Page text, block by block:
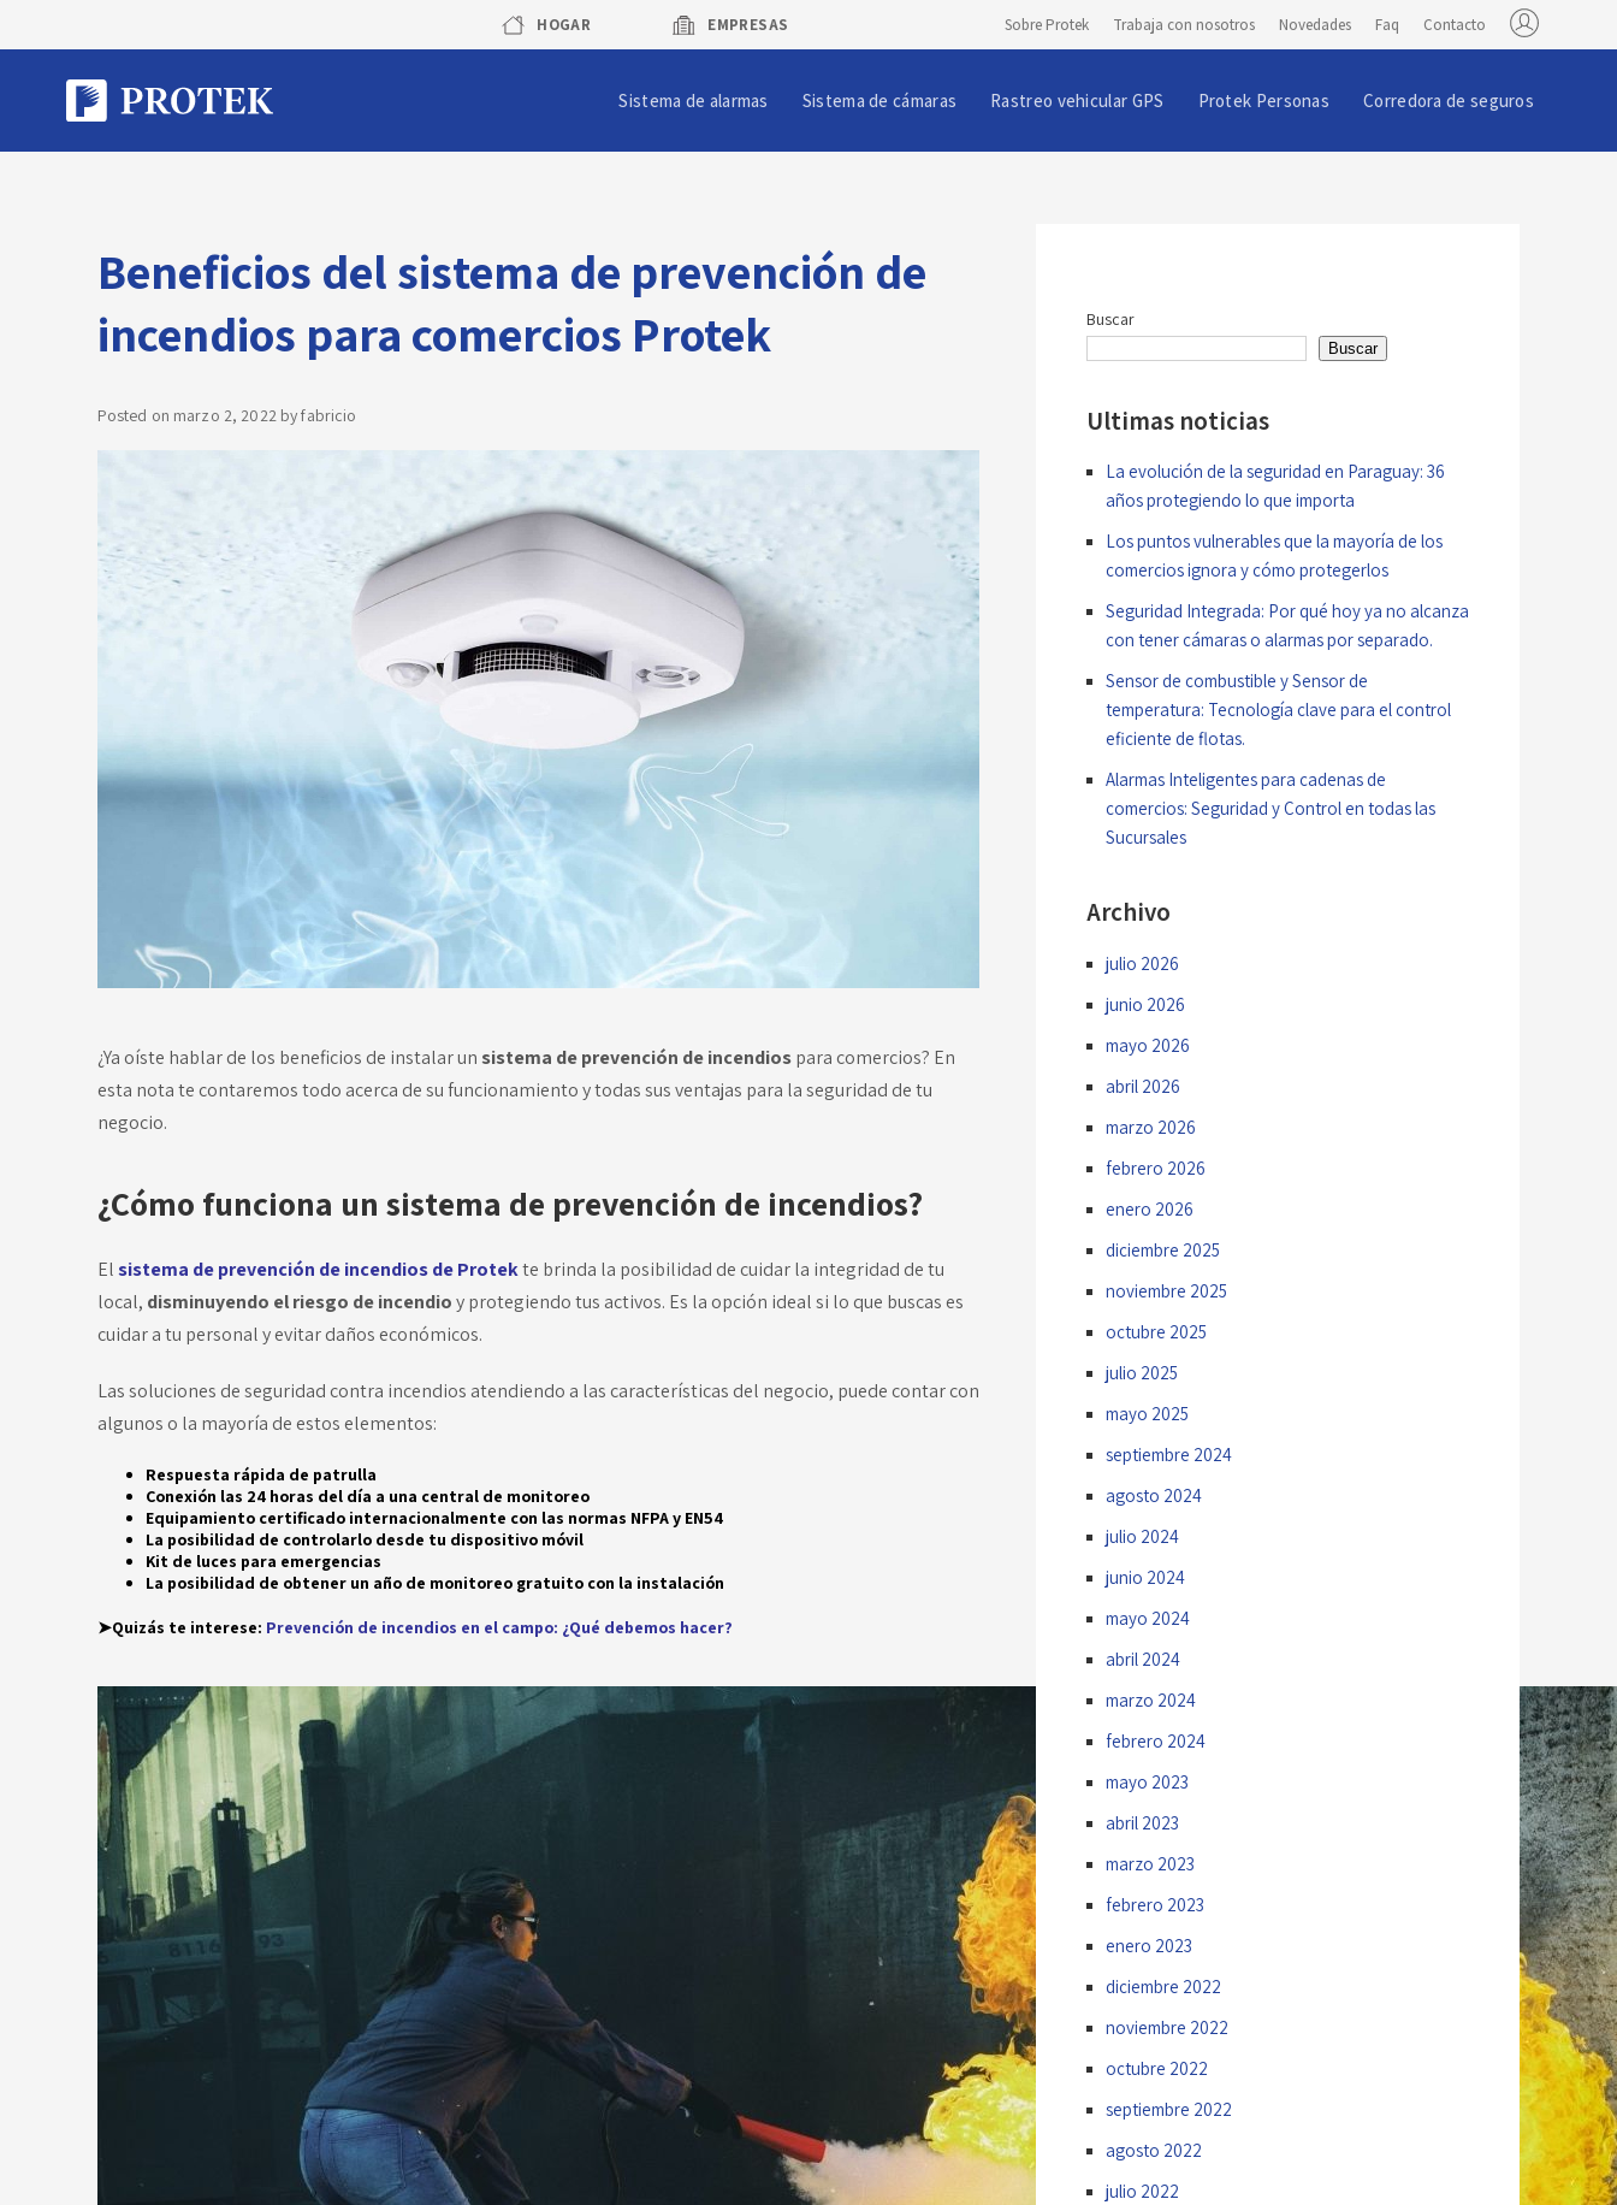
content
HOGAR EMPRESAS Sobre Protek Trabaja con nosotros Novedades Faq Contacto
Sistema de alarmas Sistema de cámaras Rastreo vehicular GPS Protek Personas Corredora de seguros
Beneficios del sistema de prevención de
incendios para comercios Protek
Posted on marzo 2, 2022byfabricio
¿Ya oíste hablar de los beneficios de instalar un sistema de prevención de incendiospara comercios? En
esta nota te contaremos todo acerca de su funcionamiento y todas sus ventajas para la seguridad de tu
negocio.
¿Cómo funciona un sistema de prevención de incendios?
Elsistema de prevención de incendios de Protekte brinda la posibilidad de cuidar la integridad de tu
local, disminuyendo el riesgo de incendioy protegiendo tus activos. Es la opción ideal si lo que buscas es
cuidar a tu personal y evitar daños económicos.
Las soluciones de seguridad contra incendios atendiendo a las características del negocio, puede contar con
algunos o la mayoría de estos elementos:
Respuesta rápida de patrulla
Conexión las 24 horas del día a una central de monitoreo
Equipamiento certificado internacionalmente con las normas NFPA y EN54
La posibilidad de controlarlo desde tu dispositivo móvil
Kit de luces para emergencias
La posibilidad de obtener un año de monitoreo gratuito con la instalación
➤Quizás te interese: Prevención de incendios en el campo: ¿Qué debemos hacer?
Buscar
Buscar
Ultimas noticias
La evolución de la seguridad en Paraguay: 36
años protegiendo lo que importa
Los puntos vulnerables que la mayoría de los
comercios ignora y cómo protegerlos
Seguridad Integrada: Por qué hoy ya no alcanza
con tener cámaras o alarmas por separado.
Sensor de combustible y Sensor de
temperatura: Tecnología clave para el control
eficiente de flotas.
Alarmas Inteligentes para cadenas de
comercios: Seguridad y Control en todas las
Sucursales
Archivo
julio 2026
junio 2026
mayo 2026
abril 2026
marzo 2026
febrero 2026
enero 2026
diciembre 2025
noviembre 2025
octubre 2025
julio 2025
mayo 2025
septiembre 2024
agosto 2024
julio 2024
junio 2024
mayo 2024
abril 2024
marzo 2024
febrero 2024
mayo 2023
abril 2023
marzo 2023
febrero 2023
enero 2023
diciembre 2022
noviembre 2022
octubre 2022
septiembre 2022
agosto 2022
julio 2022